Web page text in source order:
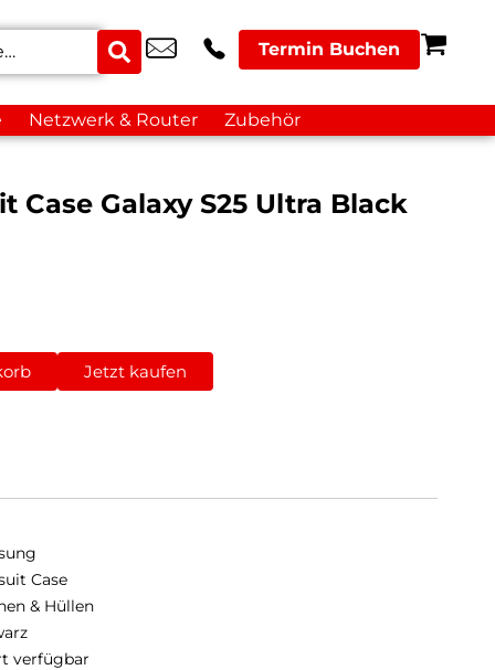
Termin Buchen
Netzwerk & Router Zubehör
Case Galaxy S25 Ultra Black
Jetzt kaufen
Case
& Hüllen
verfügbar